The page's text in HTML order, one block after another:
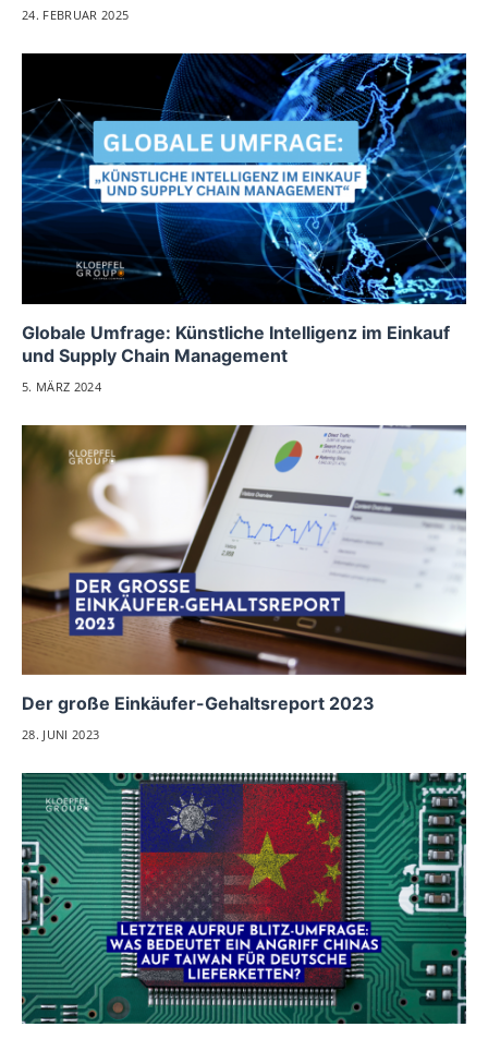
24. FEBRUAR 2025
Globale Umfrage: Künstliche Intelligenz im Einkauf
und Supply Chain Management
5. MÄRZ 2024
Der große Einkäufer-Gehaltsreport 2023
28. JUNI 2023